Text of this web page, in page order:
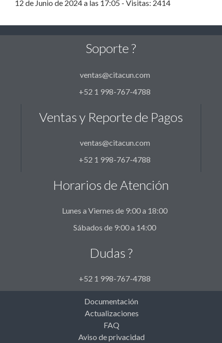
12 de Junio de 2024 a las 17:05 - Visitas: 2414
Soporte ?
ventas@citacun.com
+52 1 998-767-4788
Ventas y Reporte de Pagos
ventas@citacun.com
+52 1 998-767-4788
Horarios de Atención
Lunes a Viernes de 9:00 a 18:00
Sábados de 9:00 a 14:00
Dudas ?
+52 1 998-767-4788
Documentación
Actualizaciones
FAQ
Aviso de privacidad